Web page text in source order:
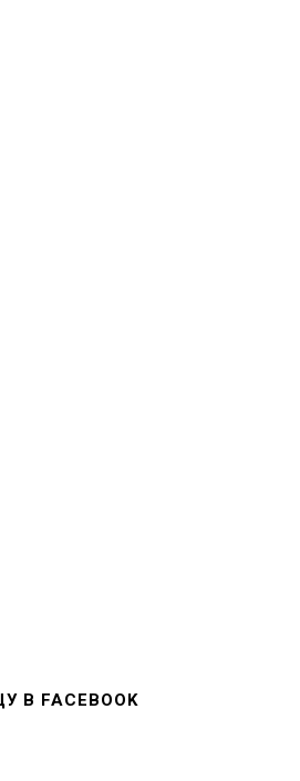
FACEBOOK